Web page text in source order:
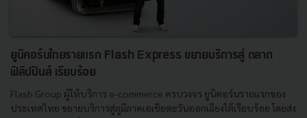
ยูนิคอร์นไทยรายแรก Flash Express ขยายบริการสู่ ตลาด
ฟิลิปปินส์ เรียบร้อย
Flash Group ผู้ให้บริการ e-commerce ครบวงจร ยูนิคอร์นรายแรกของ
ประเทศไทย ขยายบริการสู่ภูมิภาคเอเชียตะวันออกเฉียงใต้เรียบร้อย โดยส่ง